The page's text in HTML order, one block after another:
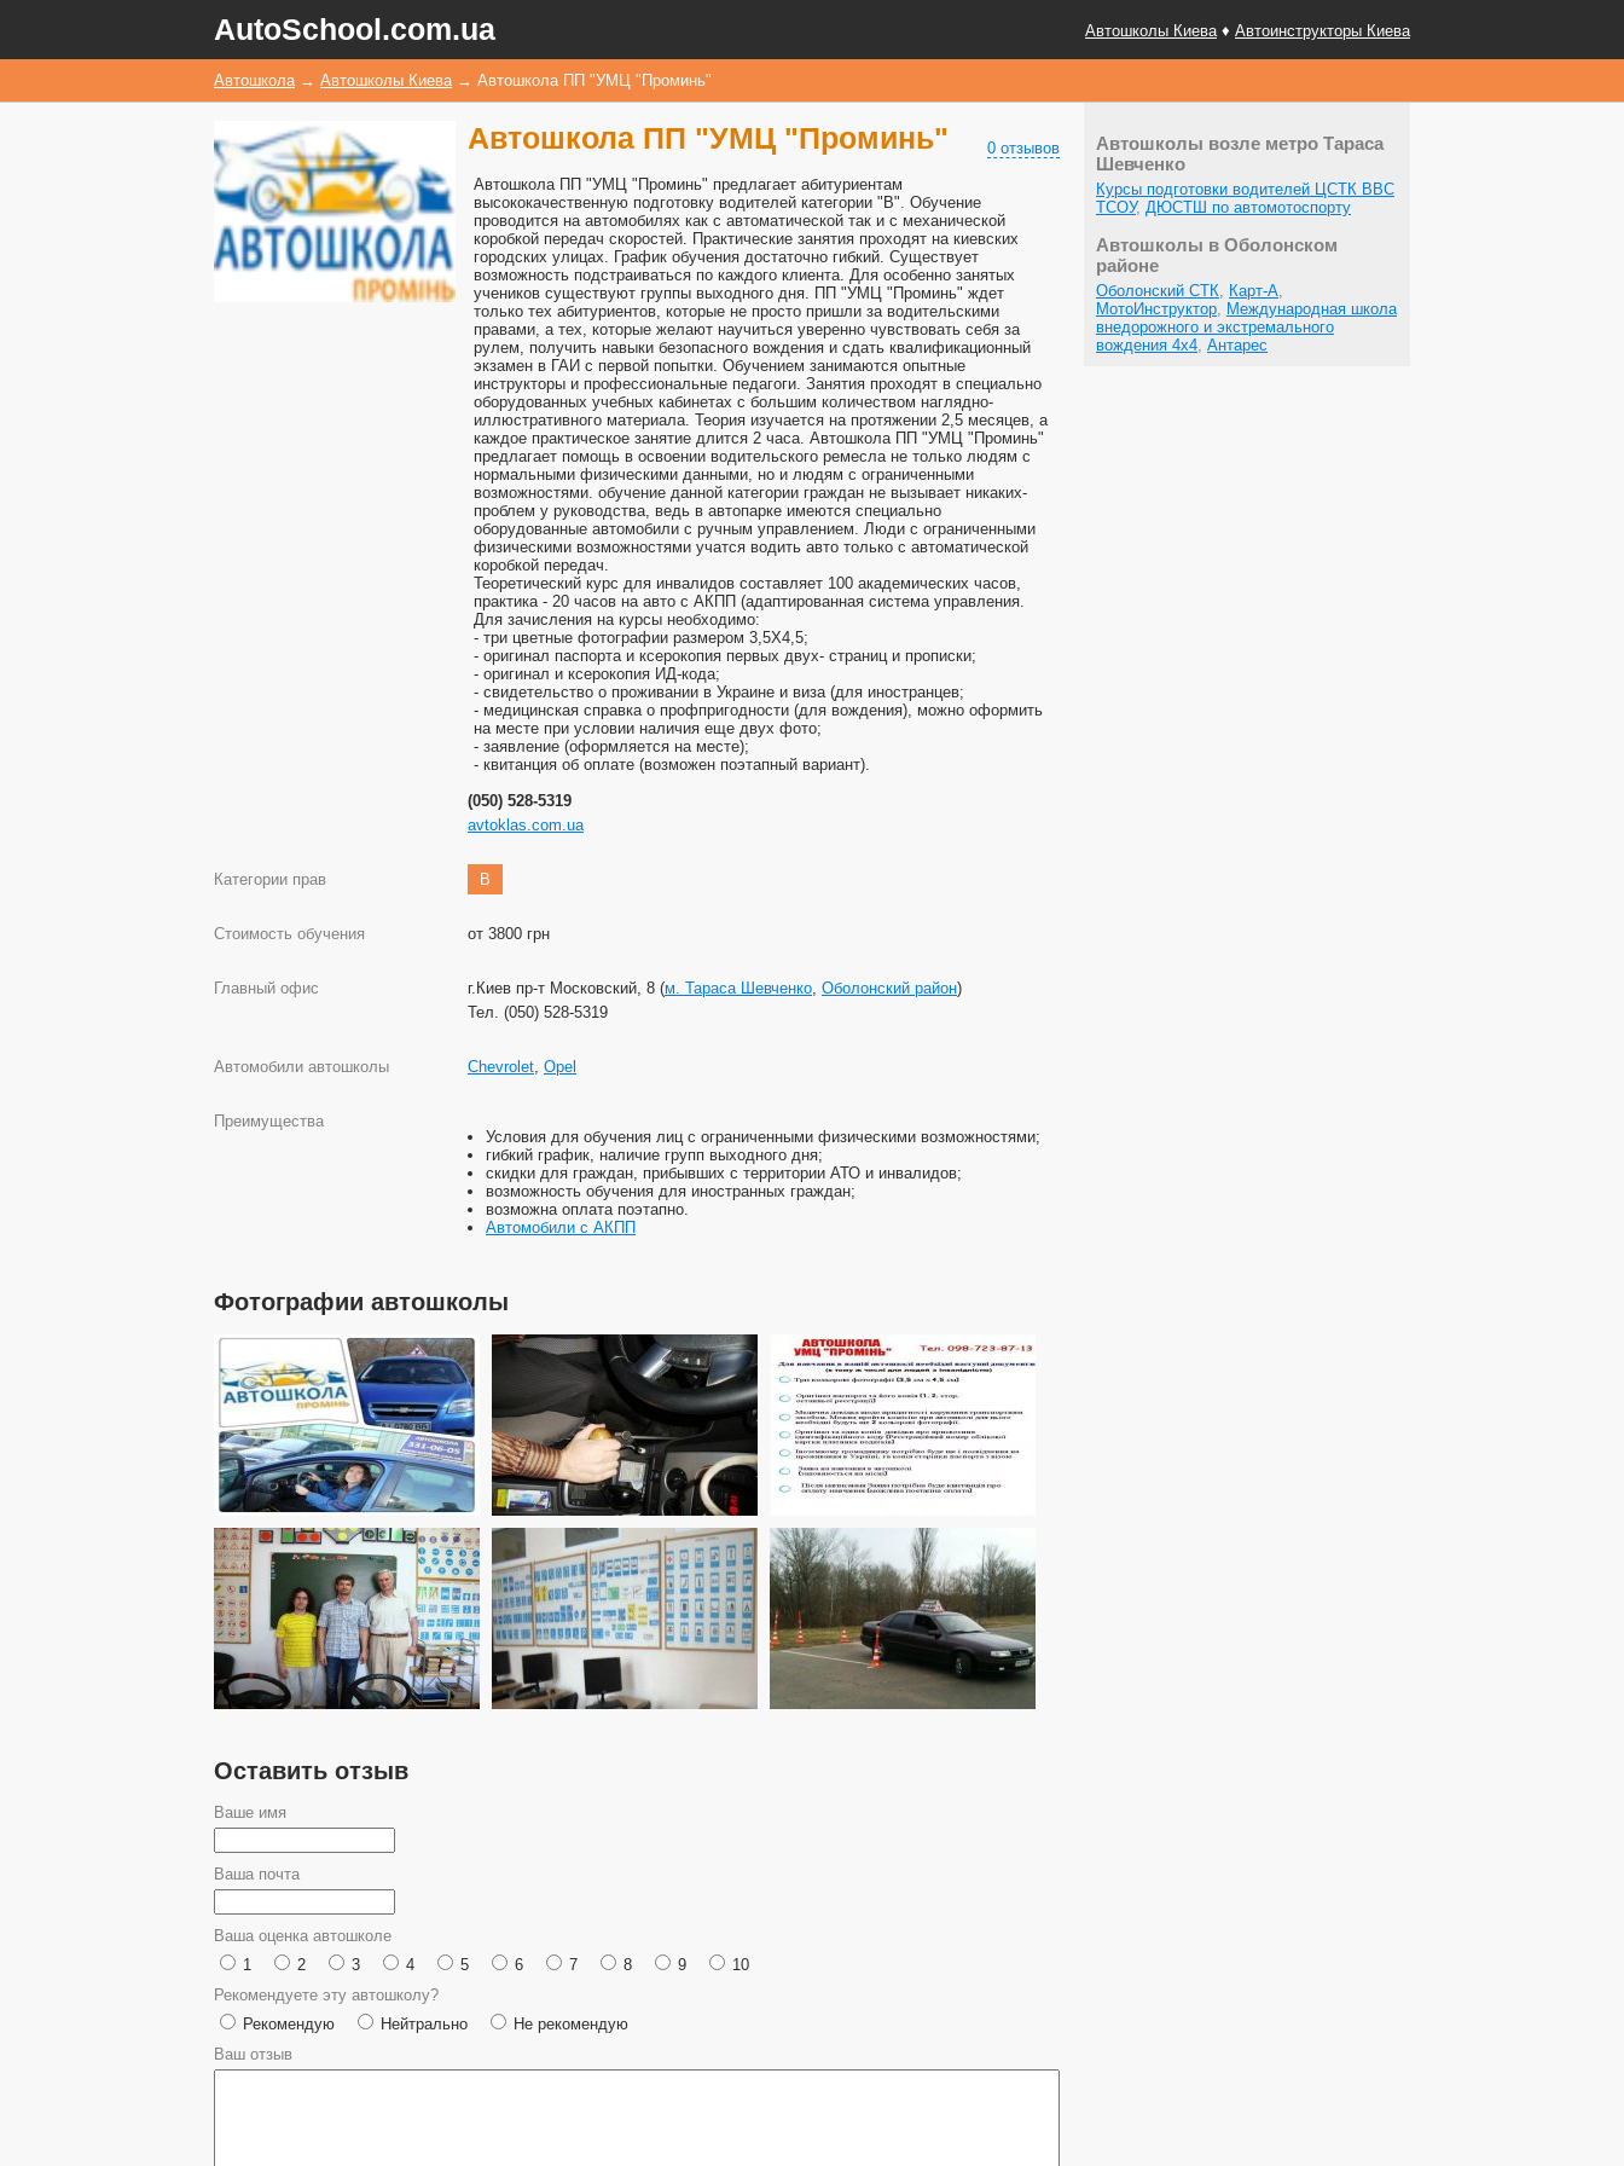
AutoSchool.com.ua Автошколы Киева♦ Автоинструкторы Киева
Автошкола → Автошколы Киева → Автошкола ПП "УМЦ "Проминь"
Автошкола ПП "УМЦ "Проминь"
0 отзывов
Автошкола ПП "УМЦ "Проминь" предлагает абитуриентам
высококачественную подготовку водителей категории "В". Обучение
проводится на автомобилях как с автоматической так и с механической
коробкой передач скоростей. Практические занятия проходят на киевских
городских улицах. График обучения достаточно гибкий. Существует
возможность подстраиваться по каждого клиента. Для особенно занятых
учеников существуют группы выходного дня. ПП "УМЦ "Проминь" ждет
только тех абитуриентов, которые не просто пришли за водительскими
правами, а тех, которые желают научиться уверенно чувствовать себя за
рулем, получить навыки безопасного вождения и сдать квалификационный
экзамен в ГАИ с первой попытки. Обучением занимаются опытные
инструкторы и профессиональные педагоги. Занятия проходят в специально
оборудованных учебных кабинетах с большим количеством наглядно-
иллюстративного материала. Теория изучается на протяжении 2,5 месяцев, а
каждое практическое занятие длится 2 часа. Автошкола ПП "УМЦ "Проминь"
предлагает помощь в освоении водительского ремесла не только людям с
нормальными физическими данными, но и людям с ограниченными
возможностями. обучение данной категории граждан не вызывает никаких-
проблем у руководства, ведь в автопарке имеются специально
оборудованные автомобили с ручным управлением. Люди с ограниченными
физическими возможностями учатся водить авто только с автоматической
коробкой передач.
Теоретический курс для инвалидов составляет 100 академических часов,
практика - 20 часов на авто с АКПП (адаптированная система управления.
Для зачисления на курсы необходимо:
- три цветные фотографии размером 3,5Х4,5;
- оригинал паспорта и ксерокопия первых двух- страниц и прописки;
- оригинал и ксерокопия ИД-кода;
- свидетельство о проживании в Украине и виза (для иностранцев;
- медицинская справка о профпригодности (для вождения), можно оформить
на месте при условии наличия еще двух фото;
- заявление (оформляется на месте);
- квитанция об оплате (возможен поэтапный вариант).
(050) 528-5319
avtoklas.com.ua
Категории прав B
Стоимость обучения от 3800 грн
Главный офис г.Киев пр-т Московский, 8 (м. Тараса Шевченко, Оболонский район)
Тел. (050) 528-5319
Автомобили автошколы Chevrolet, Opel
Преимущества
Условия для обучения лиц с ограниченными физическими возможностями;
гибкий график, наличие групп выходного дня;
скидки для граждан, прибывших с территории АТО и инвалидов;
возможность обучения для иностранных граждан;
возможна оплата поэтапно.
Автомобили с АКПП
Фотографии автошколы
Оставить отзыв
Ваше имя
Ваша почта
Ваша оценка автошколе
1
2 3 4 5 6 7 8 9
10
Рекомендуете эту автошколу?
Рекомендую
Нейтрально
Не рекомендую
Ваш отзыв
Автошколы возле метро Тараса
Шевченко
Курсы подготовки водителей ЦСТК ВВС
ТСОУ, ДЮСТШ по автомотоспорту
Автошколы в Оболонском
районе
Оболонский СТК, Карт-А,
МотоИнструктор, Международная школа
внедорожного и экстремального
вождения 4x4, Антарес